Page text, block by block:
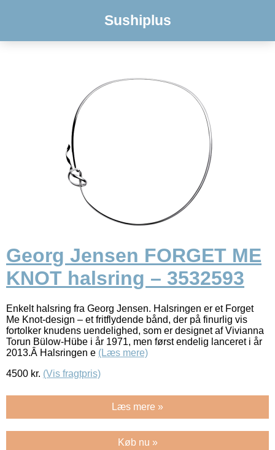
Sushiplus
Georg Jensen FORGET ME
KNOT halsring – 3532593
Enkelt halsring fra Georg Jensen. Halsringen er et Forget
Me Knot-design – et fritflydende bånd, der på finurlig vis
fortolker knudens uendelighed, som er designet af Vivianna
Torun Bülow-Hübe i år 1971, men først endelig lanceret i år
2013.Â Halsringen e (Læs mere)
4500 kr. (Vis fragtpris)
Læs mere »
Køb nu »